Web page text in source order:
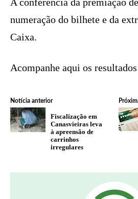
numeração do bilhete e da
Caixa.
Acompanhe aqui os
Notícia anterior
Fiscalização em
Canasvieiras leva
à apreensão de
carrinhos
irregulares